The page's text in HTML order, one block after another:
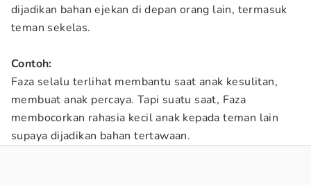
dijadikan bahan ejekan di depan orang lain, termasuk
teman sekelas.
Contoh:
Faza selalu terlihat membantu saat anak kesulitan,
membuat anak percaya. Tapi suatu saat, Faza
membocorkan rahasia kecil anak kepada teman lain
supaya dijadikan bahan tertawaan.